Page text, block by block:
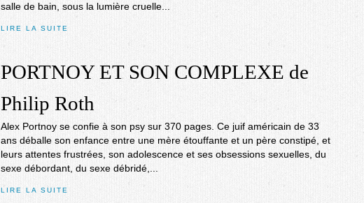
salle de bain, sous la lumière cruelle...
LIRE LA SUITE
PORTNOY ET SON COMPLEXE de
Philip Roth
Alex Portnoy se confie à son psy sur 370 pages. Ce juif américain de 33
ans déballe son enfance entre une mère étouffante et un père constipé, et
leurs attentes frustrées, son adolescence et ses obsessions sexuelles, du
sexe débordant, du sexe débridé,...
LIRE LA SUITE